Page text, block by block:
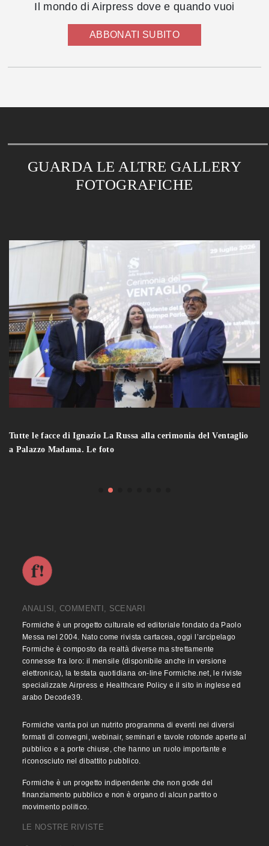
Il mondo di Airpress dove e quando vuoi
ABBONATI SUBITO
GUARDA LE ALTRE GALLERY
FOTOGRAFICHE
Tutte le facce di Ignazio La Russa alla cerimonia del Ventaglio
a Palazzo Madama. Le foto
ANALISI, COMMENTI, SCENARI
Formiche è un progetto culturale ed editoriale fondato da Paolo
Messa nel 2004. Nato come rivista cartacea, oggi l’arcipelago
Formiche è composto da realtà diverse ma strettamente
connesse fra loro: il mensile (disponibile anche in versione
elettronica), la testata quotidiana on-line Formiche.net, le riviste
specializzate Airpress e Healthcare Policy e il sito in inglese ed
arabo Decode39.
Formiche vanta poi un nutrito programma di eventi nei diversi
formati di convegni, webinair, seminari e tavole rotonde aperte al
pubblico e a porte chiuse, che hanno un ruolo importante e
riconosciuto nel dibattito pubblico.
Formiche è un progetto indipendente che non gode del
finanziamento pubblico e non è organo di alcun partito o
movimento politico.
LE NOSTRE RIVISTE